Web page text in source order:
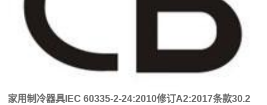
家用制冷器具IEC 60335-2-24:2010修订A2:2017条款30.2